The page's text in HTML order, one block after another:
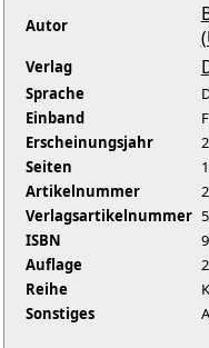
Autor
Verlag
Sprache
Einband
Erscheinungsjahr
Seiten
Artikelnummer
Verlagsartikelnummer
ISBN
Auflage
Reihe
Sonstiges